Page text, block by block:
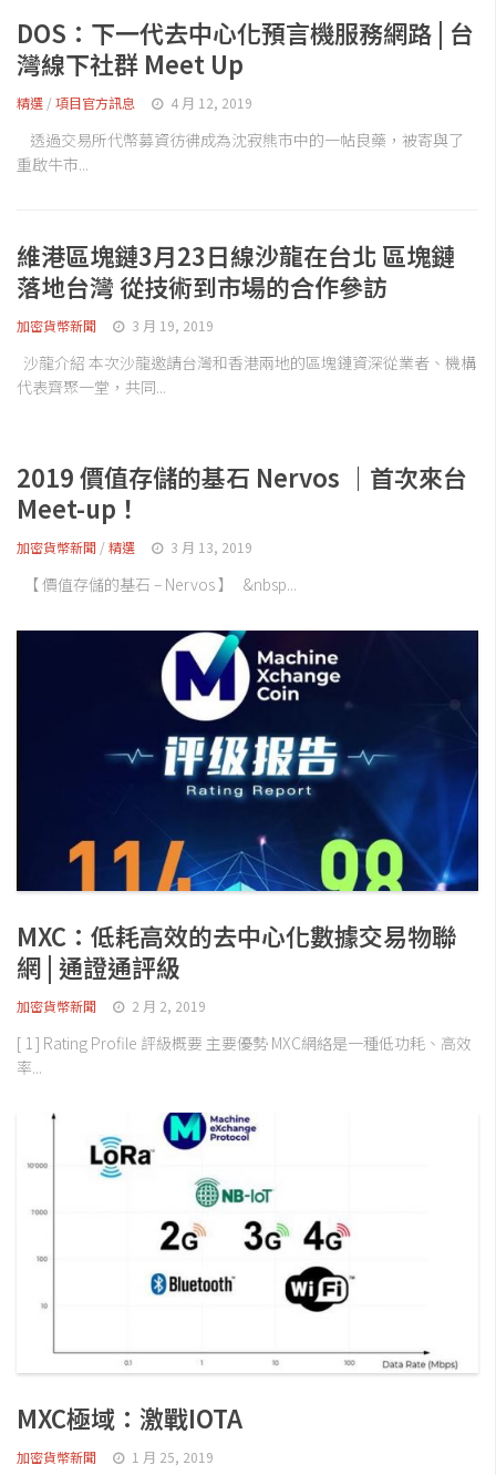
DOS：下一代去中心化預言機服務網路 | 台
灣線下社群 Meet Up
精選 /項目官方訊息 4 月 12, 2019
透過交易所代幣募資彷彿成為沈寂熊市中的一帖良藥，被寄與了
重啟牛市...
維港區塊鏈3月23日線沙龍在台北 區塊鏈
落地台灣 從技術到市場的合作參訪
加密貨幣新聞 3 月 19, 2019
沙龍介紹 本次沙龍邀請台灣和香港兩地的區塊鏈資深從業者、機構
代表齊聚一堂，共同...
2019 價值存儲的基石 Nervos ｜首次來台
Meet-up！
加密貨幣新聞 /精選 3 月 13, 2019
【 價值存儲的基石 – Nervos 】 &nbsp...
MXC：低耗高效的去中心化數據交易物聯
網 | 通證通評級
加密貨幣新聞 2 月 2, 2019
[ 1 ] Rating Profile 評級概要 主要優勢 MXC網絡是一種低功耗、高效
率...
MXC極域：激戰IOTA
加密貨幣新聞 1 月 25, 2019